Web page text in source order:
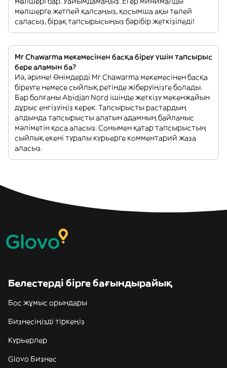
мөлшерге жетпей қалсаңыз, қосымша ақы төлей
саласыз, бірақ тапсырысыңыз бәрібір жеткізіледі!
Mr Chawarma мекемесінен басқа біреу үшін тапсырыс
бере аламын ба?
Иә, әрине! Өнімдерді Mr Chawarma мекемесінен басқа
біреуге немесе сыйлық ретінде жіберуіңізге болады.
Бар болғаны Abidjan Nord ішінде жеткізу мекенжайын
дұрыс енгізуіңіз керек. Тапсырысты растардың
алдында тапсырысты алатын адамның байланыс
мәліметін қоса аласыз. Сонымен қатар тапсырыстың
сыйлық екені туралы курьерге комментарий жаза
аласыз.
Белестерді бірге бағындырайық
Бос жұмыс орындары
Бизнесіңізді тіркеңіз
Курьерлер
Glovo Бизнес